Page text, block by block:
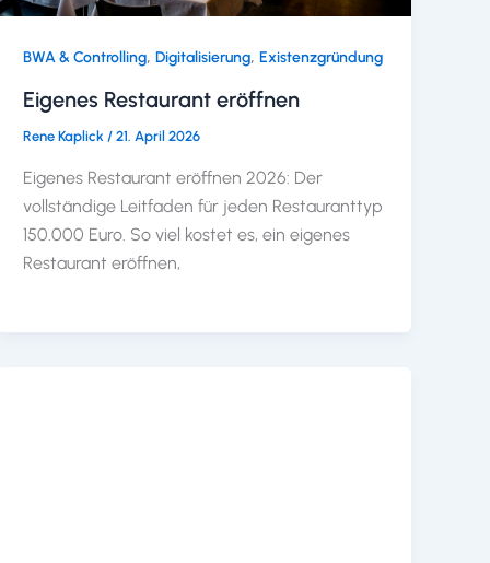
BWA & Controlling,Digitalisierung,Existenzgründung
Eigenes Restaurant eröffnen
Rene Kaplick/21. April 2026
Eigenes Restaurant eröffnen 2026: Der
vollständige Leitfaden für jeden Restauranttyp
150.000 Euro. So viel kostet es, ein eigenes
Restaurant eröffnen,